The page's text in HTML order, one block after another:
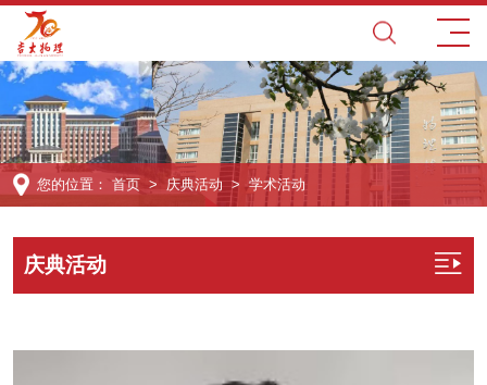
您的位置： 首页 > 庆典活动 >学术活动
庆典活动